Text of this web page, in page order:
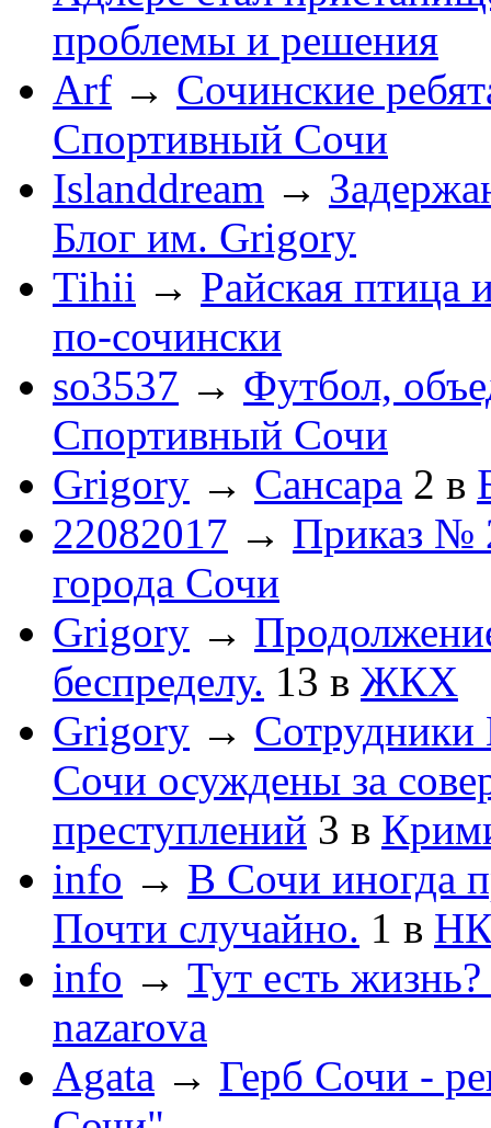
проблемы и решения
Arf → Сочинские
Спортивный Сочи
Islanddream →
Блог им. Grigory
Tihii → Райская птица
по-cочински
so3537 → Футбол,
Спортивный Сочи
Grigory → Сансара 2 в
22082017 → Приказ №
города Сочи
Grigory →
беспределу. 13 в ЖКХ
Grigory →
Сочи осуждены за
преступлений 3 в
info → В Сочи иногда
Почти случайно. 1 в
info → Тут есть
nazarova
Agata → Герб Сочи -